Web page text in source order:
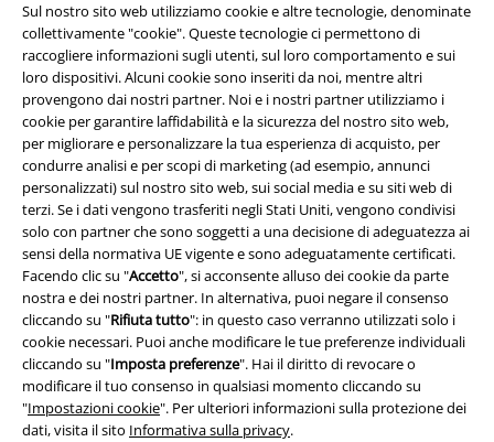
Sul nostro sito web utilizziamo cookie e altre tecnologie, denominate
collettivamente "cookie". Queste tecnologie ci permettono di
raccogliere informazioni sugli utenti, sul loro comportamento e sui
loro dispositivi. Alcuni cookie sono inseriti da noi, mentre altri
provengono dai nostri partner. Noi e i nostri partner utilizziamo i
cookie per garantire laffidabilità e la sicurezza del nostro sito web,
per migliorare e personalizzare la tua esperienza di acquisto, per
condurre analisi e per scopi di marketing (ad esempio, annunci
personalizzati) sul nostro sito web, sui social media e su siti web di
terzi. Se i dati vengono trasferiti negli Stati Uniti, vengono condivisi
solo con partner che sono soggetti a una decisione di adeguatezza ai
sensi della normativa UE vigente e sono adeguatamente certificati.
Facendo clic su "Accetto", si acconsente alluso dei cookie da parte
nostra e dei nostri partner. In alternativa, puoi negare il consenso
cliccando su "Rifiuta tutto": in questo caso verranno utilizzati solo i
cookie necessari. Puoi anche modificare le tue preferenze individuali
cliccando su "Imposta preferenze". Hai il diritto di revocare o
modificare il tuo consenso in qualsiasi momento cliccando su
"Impostazioni cookie". Per ulteriori informazioni sulla protezione dei
dati, visita il sito Informativa sulla privacy.
Bonifico bancario
Contrassegno
Spedizione
App EMP
Scarica la nuova app di EMP!